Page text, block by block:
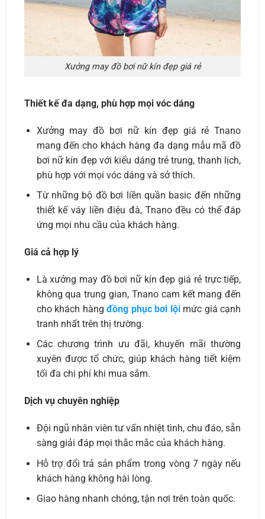
Xưởng may đồ bơi nữ kín đẹp giá rẻ
Thiết kế đa dạng, phù hợp mọi vóc dáng
Xưởng may đồ bơi nữ kín đẹp giá rẻ Tnano
mang đến cho khách hàng đa dạng mẫu mã đồ
bơi nữ kín đẹp với kiểu dáng trẻ trung, thanh lịch,
phù hợp với mọi vóc dáng và sở thích.
Từ những bộ đồ bơi liền quần basic đến những
thiết kế váy liền điệu đà, Tnano đều có thể đáp
ứng mọi nhu cầu của khách hàng.
Giá cả hợp lý
Là xưởng may đồ bơi nữ kín đẹp giá rẻ trực tiếp,
không qua trung gian, Tnano cam kết mang đến
cho khách hàngđồng phục bơi lộimức giá cạnh
tranh nhất trên thị trường.
Các chương trình ưu đãi, khuyến mãi thường
xuyên được tổ chức, giúp khách hàng tiết kiệm
tối đa chi phí khi mua sắm.
Dịch vụ chuyên nghiệp
Đội ngũ nhân viên tư vấn nhiệt tình, chu đáo, sẵn
sàng giải đáp mọi thắc mắc của khách hàng.
Hỗ trợ đổi trả sản phẩm trong vòng 7 ngày nếu
khách hàng không hài lòng.
Giao hàng nhanh chóng, tận nơi trên toàn quốc.